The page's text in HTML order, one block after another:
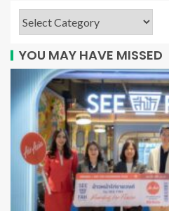
YOU MAY HAVE MISSED